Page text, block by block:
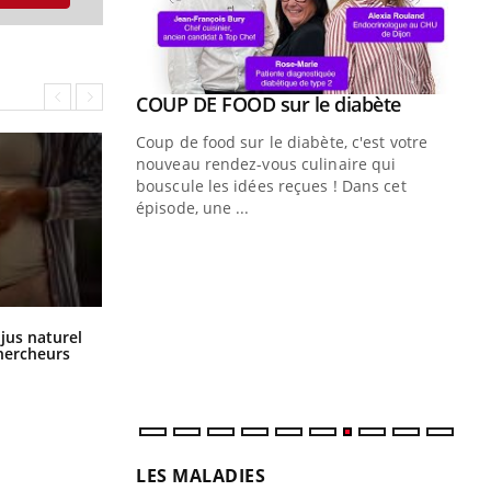
jus naturel
» pour
groupe
de bilan de
Youtube
COUP DE FOOD sur le diabèteYoutube
Coup de food sur le diabète, c'est votre
nouveau rendez-vous culinaire qui
bouscule les idées reçues ! Dans cet
épisode, une ...
LES MALADIES